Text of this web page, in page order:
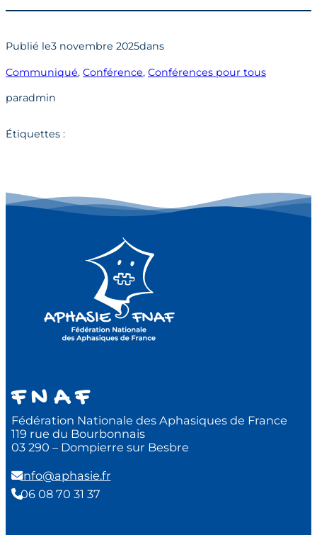
Publié le3 novembre 2025dans
Communiqué, Conférence, Conférences pour tous
paradmin
Étiquettes :
F N A F
Fédération Nationale des Aphasiques de France
119 rue du Bourbonnais
03 290 – Dompierre sur Besbre
info@aphasie.fr
06 08 70 31 37